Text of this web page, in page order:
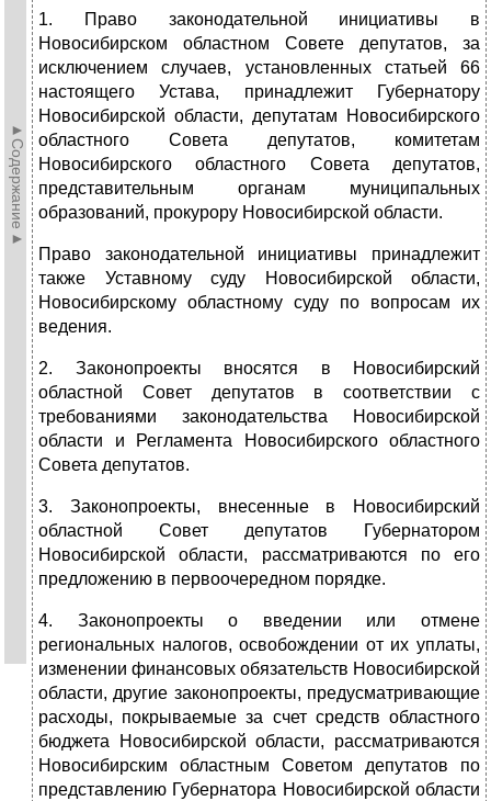
►Содержание►
1. Право законодательной инициативы в
Новосибирском областном Совете депутатов, за
исключением случаев, установленных статьей 66
настоящего Устава, принадлежит Губернатору
Новосибирской области, депутатам Новосибирского
областного Совета депутатов, комитетам
Новосибирского областного Совета депутатов,
представительным органам муниципальных
образований, прокурору Новосибирской области.
Право законодательной инициативы принадлежит
также Уставному суду Новосибирской области,
Новосибирскому областному суду по вопросам их
ведения.
2. Законопроекты вносятся в Новосибирский
областной Совет депутатов в соответствии с
требованиями законодательства Новосибирской
области и Регламента Новосибирского областного
Совета депутатов.
3. Законопроекты, внесенные в Новосибирский
областной Совет депутатов Губернатором
Новосибирской области, рассматриваются по его
предложению в первоочередном порядке.
4. Законопроекты о введении или отмене
региональных налогов, освобождении от их уплаты,
изменении финансовых обязательств Новосибирской
области, другие законопроекты, предусматривающие
расходы, покрываемые за счет средств областного
бюджета Новосибирской области, рассматриваются
Новосибирским областным Советом депутатов по
представлению Губернатора Новосибирской области